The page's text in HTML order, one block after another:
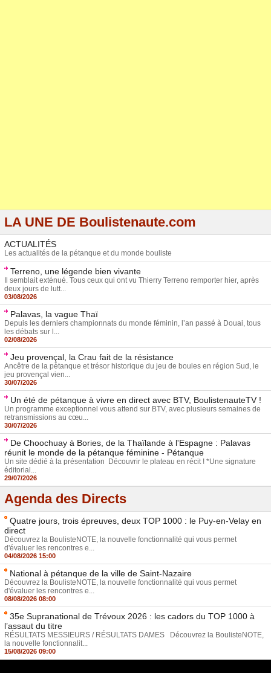
LA UNE DE Boulistenaute.com
ACTUALITÉS
Les actualités de la pétanque et du monde bouliste
Terreno, une légende bien vivante
Il semblait exténué. Tous ceux qui ont vu Thierry Terreno remporter hier, après
deux jours de lutt...
03/08/2026
Palavas, la vague Thaï
Depuis les derniers championnats du monde féminin, l’an passé à Douai, tous
les débats sur l...
02/08/2026
Jeu provençal, la Crau fait de la résistance
Ancêtre de la pétanque et trésor historique du jeu de boules en région Sud, le
jeu provençal vien...
30/07/2026
Un été de pétanque à vivre en direct avec BTV, BoulistenauteTV !
Un programme exceptionnel vous attend sur BTV, avec plusieurs semaines de
retransmissions au cœu...
30/07/2026
De Choochuay à Bories, de la Thaïlande à l'Espagne : Palavas
réunit le monde de la pétanque féminine - Pétanque
Un site dédié à la présentation Découvrir le plateau en récit ! *Une signature
éditorial...
29/07/2026
Agenda des Directs
Quatre jours, trois épreuves, deux TOP 1000 : le Puy-en-Velay en
direct
Découvrez la BoulisteNOTE, la nouvelle fonctionnalité qui vous permet
d'évaluer les rencontres e...
04/08/2026 15:00
National à pétanque de la ville de Saint-Nazaire
Découvrez la BoulisteNOTE, la nouvelle fonctionnalité qui vous permet
d'évaluer les rencontres e...
08/08/2026 08:00
35e Supranational de Trévoux 2026 : les cadors du TOP 1000 à
l’assaut du titre
RÉSULTATS MESSIEURS / RÉSULTATS DAMES Découvrez la BoulisteNOTE,
la nouvelle fonctionnalit...
15/08/2026 09:00